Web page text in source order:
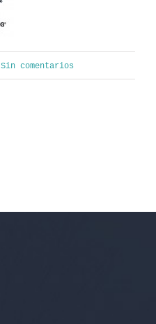
Sin comentarios